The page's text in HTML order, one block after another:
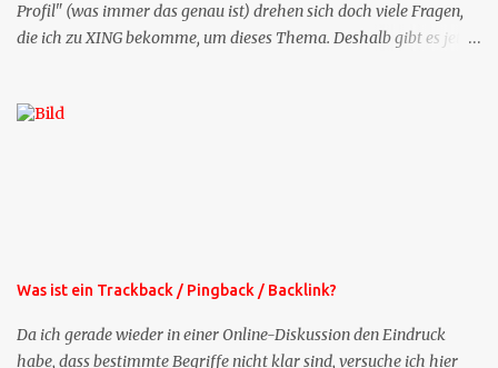
Profil" (was immer das genau ist) drehen sich doch viele Fragen,
die ich zu XING bekomme, um dieses Thema. Deshalb gibt es jetzt
bekommen Sie kostenlos eine weitere Folge. Die Startsequenz ist 16
Was ist ein Trackback / Pingback / Backlink?
Da ich gerade wieder in einer Online-Diskussion den Eindruck
habe, dass bestimmte Begriffe nicht klar sind, versuche ich hier